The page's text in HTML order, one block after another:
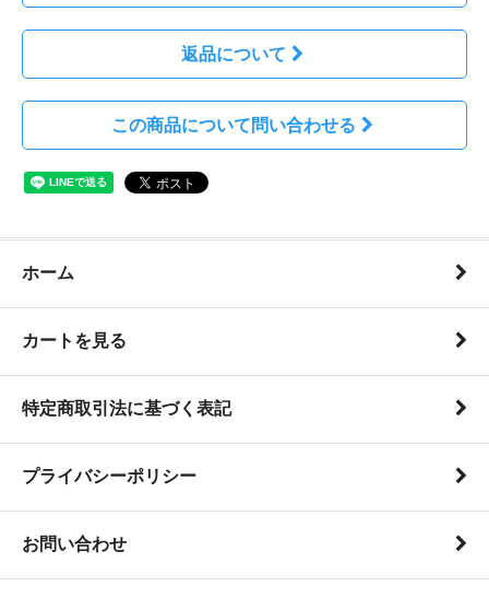
返品について
この商品について問い合わせる
ホーム
カートを見る
特定商取引法に基づく表記
プライバシーポリシー
お問い合わせ